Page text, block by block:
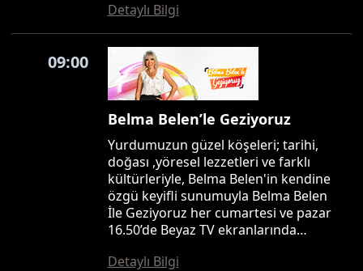
Detaylı Bilgi
09:00
Belma Belen’le Geziyoruz
Yurdumuzun güzel köşeleri; tarihi,
doğası ,yöresel lezzetleri ve farklı
kültürleriyle, Belma Belen'in kendine
özgü keyifli sunumuyla Belma Belen
İle Geziyoruz her cumartesi ve pazar
16.50’de Beyaz TV ekranlarında…
Detaylı Bilgi